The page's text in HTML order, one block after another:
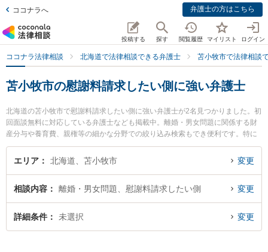
ココナラへ 弁護士の方はこちら
投稿する 探す 閲覧履歴 マイリスト ログイン
ココナラ法律相談 北海道で法律相談できる弁護士 苫小牧市で法律相談
苫小牧市の慰謝料請求したい側に強い弁護士
北海道の苫小牧市で慰謝料請求したい側に強い弁護士が2名見つかりました。初
回面談無料に対応している弁護士なども掲載中。離婚・男女問題に関係する財
産分与や養育費、親権等の細かな分野での絞り込み検索もでき便利です。特に
むらやま法律事務所の邨山 達哉弁護士やむらやま法律事務所の小田 康夫弁護士
のプロフィール情報や弁護士費用、強みなどが注目されています。『苫小牧市
検索したい』『初回相談無料で慰謝料請求したい側を法律相談できる苫小牧市
内の弁護士に相談予約したい』などでお困りの相談者さんにおすすめです。
エリア 北海道、苫小牧市 変更
相談内容 離婚・男女問題、慰謝料請求したい側 変更
詳細条件 未選択 変更